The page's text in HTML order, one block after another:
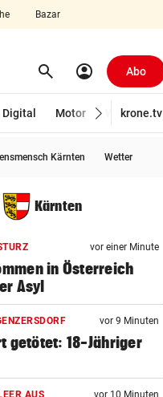
Bazar
search Suchen
account_circle Abo
Digital Motor Wirtschaft
krone.tv
Kärnten Wetter
Kärnten
vor einer Minute
in Österreich
Asyl
vor 9 Minuten
getötet: 18-Jähriger
AUS vor 10 Minuten